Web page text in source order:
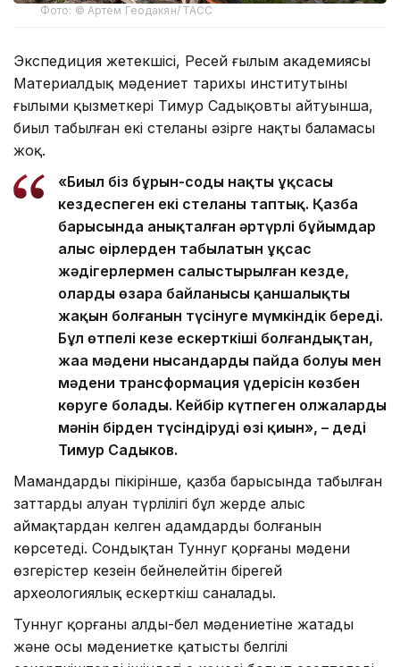
Фото: © Артем Геодакян/ ТАСС
Экспедиция жетекшісі, Ресей ғылым академиясы
Материалдық мәдениет тарихы институтының
ғылыми қызметкері Тимур Садықовтың айтуынша,
биыл табылған екі стеланың әзірге нақты баламасы
жоқ.
«Биыл біз бұрын-соңды нақты ұқсасы
кездеспеген екі стеланы таптық. Қазба
барысында анықталған әртүрлі бұйымдар
алыс өңірлерден табылатын ұқсас
жәдігерлермен салыстырылған кезде,
олардың өзара байланысы қаншалықты
жақын болғанын түсінуге мүмкіндік береді.
Бұл өтпелі кезең ескерткіші болғандықтан,
жаңа мәдени нысандардың пайда болуы мен
мәдени трансформация үдерісін көзбен
көруге болады. Кейбір күтпеген олжалардың
мәнін бірден түсіндірудің өзі қиын», – деді
Тимур Садыков.
Мамандардың пікірінше, қазба барысында табылған
заттардың алуан түрлілігі бұл жерде алыс
аймақтардан келген адамдардың болғанын
көрсетеді. Сондықтан Туннуг қорғаны мәдени
өзгерістер кезеңін бейнелейтін бірегей
археологиялық ескерткіш саналады.
Туннуг қорғаны алды-бел мәдениетіне жатады
және осы мәдениетке қатысты белгілі